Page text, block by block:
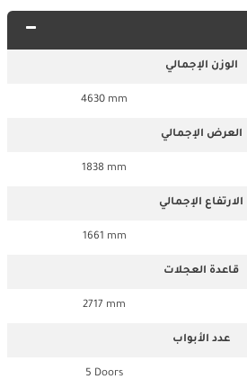
الوزن الإجمالي
4630 mm
العرض الإجمالي
1838 mm
الارتفاع الإجمالي
1661 mm
قاعدة العجلات
2717 mm
عدد الأبواب
5 Doors